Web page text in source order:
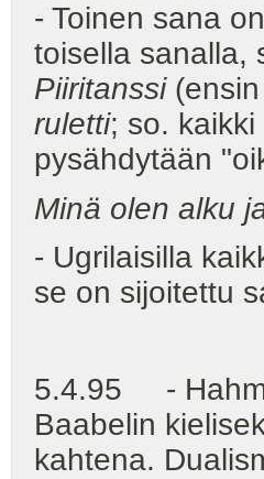
- Toinen sana
toisella sanalla,
Piiritanssi
ruletti; so.
pysähdytään
Minä olen alku
- Ugrilaisilla
se on sijoitettu
5.4.95 -
Baabelin
kahtena.